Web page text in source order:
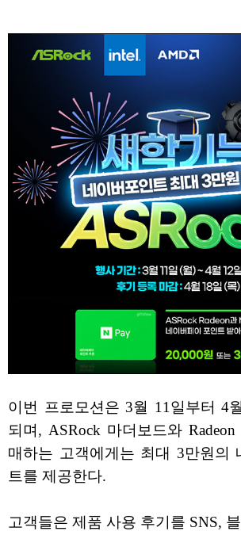
이번 프로모션은 3월 11일부터 4
되며, ASRock 마더보드와
매하는 고객에게는 최대 3만원의
트를 제공한다.
고객들은 제품 사용 후기를 SNS,